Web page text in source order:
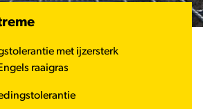
met ijzersterk
raaigras